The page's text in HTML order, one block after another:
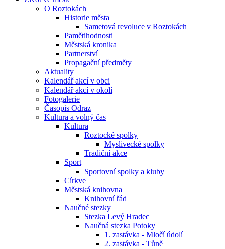
O Roztokách
Historie města
Sametová revoluce v Roztokách
Pamětihodnosti
Městská kronika
Partnerství
Propagační předměty
Aktuality
Kalendář akcí v obci
Kalendář akcí v okolí
Fotogalerie
Časopis Odraz
Kultura a volný čas
Kultura
Roztocké spolky
Myslivecké spolky
Tradiční akce
Sport
Sportovní spolky a kluby
Církve
Městská knihovna
Knihovní řád
Naučné stezky
Stezka Levý Hradec
Naučná stezka Potoky
1. zastávka - Mločí údolí
2. zastávka - Tůně